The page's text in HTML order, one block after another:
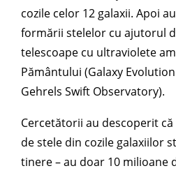
cozile celor 12 galaxii. Apoi
formării stelelor cu ajutorul
telescoape cu ultraviolete
Pământului (Galaxy
Gehrels Swift Observatory).
Cercetătorii au descoperit
de stele din cozile galaxiilor
tinere – au doar 10 milioane